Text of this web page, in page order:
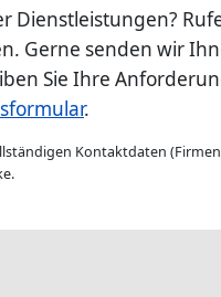
Dienstleistungen?
Gerne senden wir
Sie Ihre
.
Kontaktdaten